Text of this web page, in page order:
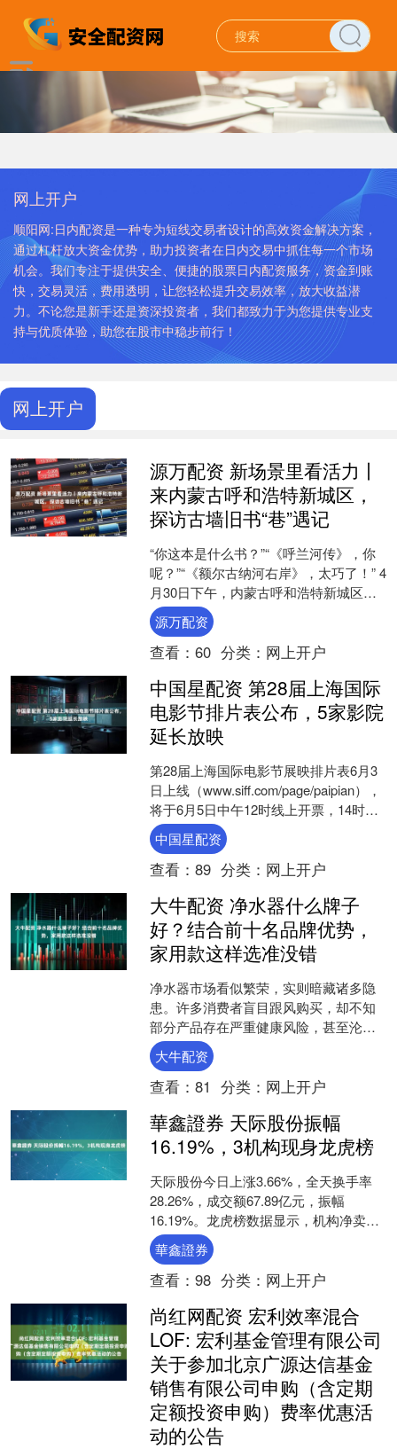
网上开户
顺阳网:日内配资是一种专为短线交易者设计的高效资金解决方案，
通过杠杆放大资金优势，助力投资者在日内交易中抓住每一个市场
机会。我们专注于提供安全、便捷的股票日内配资服务，资金到账
快，交易灵活，费用透明，让您轻松提升交易效率，放大收益潜
力。不论您是新手还是资深投资者，我们都致力于为您提供专业支
持与优质体验，助您在股市中稳步前行！
网上开户
源万配资 新场景里看活力丨
来内蒙古呼和浩特新城区，
探访古墙旧书“巷”遇记
“你这本是什么书？”“《呼兰河传》，你
呢？”“《额尔古纳河右岸》，太巧了！” 4
月30日下午，内蒙古呼和浩特新城区东
街街道国储大院门口，百余名青年围成
一圈，互相....
源万配资
查看： 60 分类： 网上开户
中国星配资 第28届上海国际
电影节排片表公布，5家影院
延长放映
第28届上海国际电影节展映排片表6月3
日上线（www.siff.com/page/paipian），
将于6月5日中午12时线上开票，14时线
下开售。本届电影节开....
中国星配资
查看： 89 分类： 网上开户
大牛配资 净水器什么牌子
好？结合前十名品牌优势，
家用款这样选准没错
净水器市场看似繁荣，实则暗藏诸多隐
患。许多消费者盲目跟风购买，却不知
部分产品存在严重健康风险，甚至沦
为“智商税”的代名词。行业乱象频发，如
下问题： ·净水菌种能....
大牛配资
查看： 81 分类： 网上开户
華鑫證券 天际股份振幅
16.19%，3机构现身龙虎榜
天际股份今日上涨3.66%，全天换手率
28.26%，成交额67.89亿元，振幅
16.19%。龙虎榜数据显示，机构净卖出
4.02亿元，营业部席位合计净买入
2285....
華鑫證券
查看： 98 分类： 网上开户
尚红网配资 宏利效率混合
LOF: 宏利基金管理有限公司
关于参加北京广源达信基金
销售有限公司申购（含定期
定额投资申购）费率优惠活
动的公告